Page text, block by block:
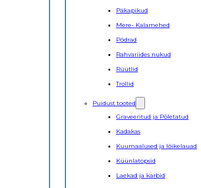
Päkapikud
Mere- Kalamehed
Põdrad
Rahvariides nukud
Rüütlid
Trollid
Puidust tooted
Graveeritud ja Põletatud
Kadakas
Kuumaalused ja lõikelauad
Küünlatopsid
Laekad ja karbid